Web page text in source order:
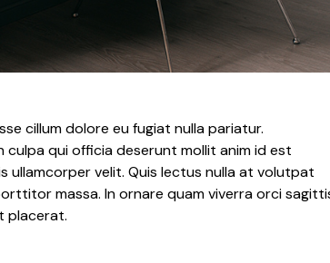
cillum dolore eu fugiat nulla pariatur.
qui officia deserunt mollit anim id est
ullamcorper velit. Quis lectus nulla at volutpat
massa. In ornare quam viverra orci
placerat.